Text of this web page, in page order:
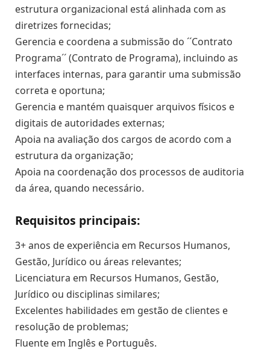
estrutura organizacional está alinhada com as
diretrizes fornecidas;
Gerencia e coordena a submissão do ´´Contrato
Programa´´ (Contrato de Programa), incluindo as
interfaces internas, para garantir uma submissão
correta e oportuna;
Gerencia e mantém quaisquer arquivos físicos e
digitais de autoridades externas;
Apoia na avaliação dos cargos de acordo com a
estrutura da organização;
Apoia na coordenação dos processos de auditoria
da área, quando necessário.
Requisitos principais:
3+ anos de experiência em Recursos Humanos,
Gestão, Jurídico ou áreas relevantes;
Licenciatura em Recursos Humanos, Gestão,
Jurídico ou disciplinas similares;
Excelentes habilidades em gestão de clientes e
resolução de problemas;
Fluente em Inglês e Português.